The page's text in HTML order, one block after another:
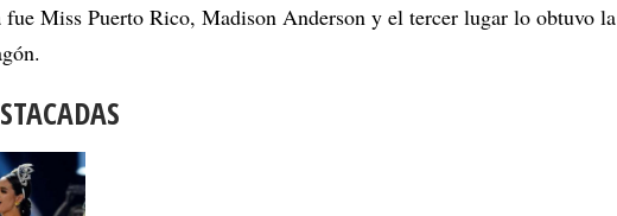
Miss Puerto Rico, Madison Anderson y el tercer lugar lo obtuvo la